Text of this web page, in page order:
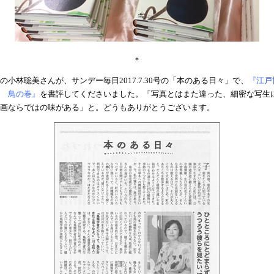
＊
小林聡美さんが、サンデー毎日2017.7.30号の「本のある日々」で、
『江
鳥の巻』 を書評してくださいました。「写真とはまた違った、細密な写生
ならではの味がある」と。どうもありがとうございます。